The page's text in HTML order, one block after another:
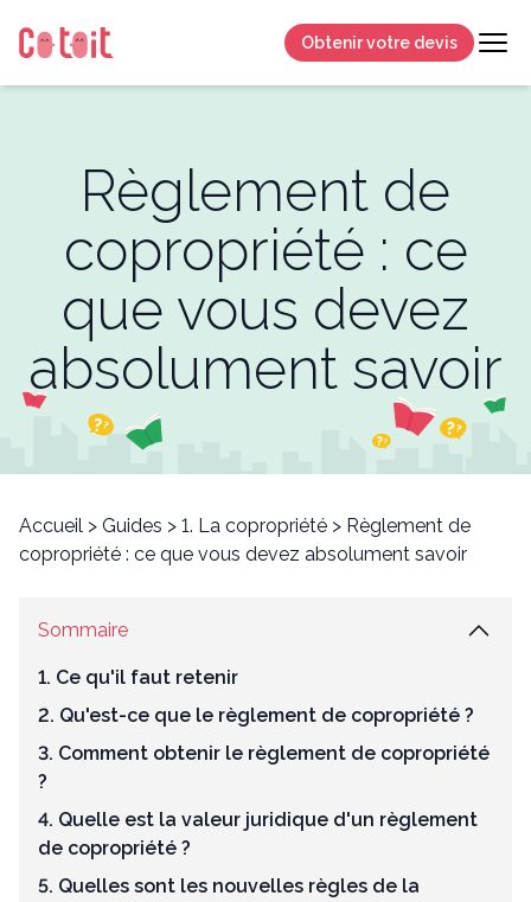
Obtenir votre devis
Règlement de
copropriété : ce
que vous devez
absolument savoir
Accueil > Guides > 1. La copropriété > Règlement de
copropriété : ce que vous devez absolument savoir
Sommaire
1. Ce qu'il faut retenir
2. Qu'est-ce que le règlement de copropriété ?
3. Comment obtenir le règlement de copropriété
?
4. Quelle est la valeur juridique d'un règlement
de copropriété ?
5. Quelles sont les nouvelles règles de la